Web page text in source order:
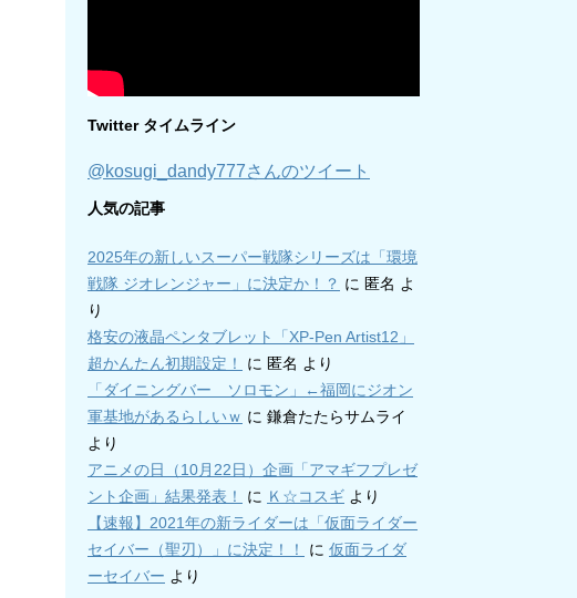
Twitter タイムライン
@kosugi_dandy777さんのツイート
人気の記事
2025年の新しいスーパー戦隊シリーズは「環境
戦隊 ジオレンジャー」に決定か！？ に 匿名 よ
り
格安の液晶ペンタブレット「XP-Pen Artist12」
超かんたん初期設定！
に 匿名 より
「ダイニングバー ソロモン」←福岡にジオン
軍基地があるらしいｗ に 鎌倉たたらサムライ
より
アニメの日（10月22日）企画「アマギフプレゼ
ント企画」結果発表！
に Ｋ☆コスギ より
【速報】2021年の新ライダーは「仮面ライダー
セイバー（聖刃）」に決定！！
に 仮面ライダ
ーセイバー より